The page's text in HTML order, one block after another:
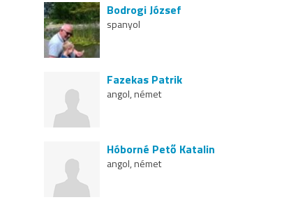
Bodrogi József
spanyol
Fazekas Patrik
angol, német
Hóborné Pető Katalin
angol, német